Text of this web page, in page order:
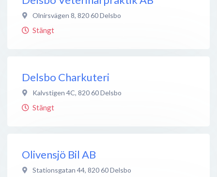
Olnirsvägen 8, 820 60Delsbo
Stängt
Delsbo Charkuteri
Kalvstigen 4C, 820 60Delsbo
Stängt
Olivensjö Bil AB
Stationsgatan 44, 820 60Delsbo